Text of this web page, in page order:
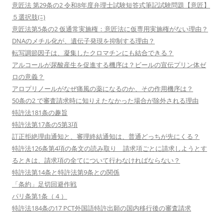
意匠法 第29条の2 令和8年度弁理士試験短答式筆記試験問題【意匠】
５選択肢(ﾆ)
意匠法第5条の2 仮通常実施権：意匠法に仮専用実施権がない理由？
DNAのメチル化が、遺伝子発現を抑制する理由？
転写調節因子は、凝集したクロマチンにも結合できる？
アルコールが尿酸産生を促進する機序は？ビールの宣伝プリン体ゼ
ロの意義？
アロプリノールがなぜ痛風の薬になるのか、その作用機序は？
50条の2 で審査請求時に知りえたなかった場合が除外される理由
特許法181条の趣旨
特許法第17条の5第3項
訂正拒絶理由通知と、審理終結通知は、普通どっちが先にくる？
特許法126条第4項の条文の読み取り 請求項ごとに請求しようとす
るときは、請求項の全てについて行わなければならない？
特許法第14条と特許法第9条との関係
「条約」足切回避作戦
パリ条第1条（４）
特許法184条の17 PCT外国語特許出願の国内移行後の審査請求